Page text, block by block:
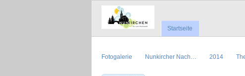
Startseite
Fotogalerie Nunkircher Nach… 2014